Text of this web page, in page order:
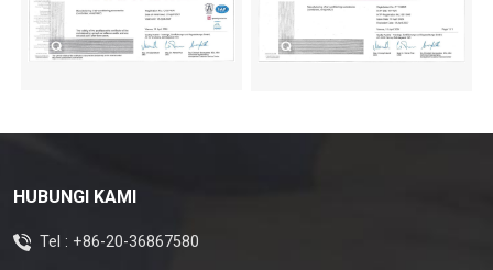
HUBUNGI KAMI
Tel : +86-20-36867580